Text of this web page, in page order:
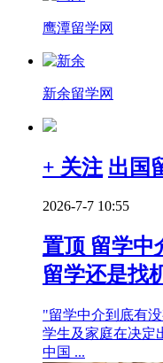
鹰潭留学网
新余留学网
+ 关注 出国
2026-7-7 10:55
置顶 留学中
留学还是找
"留学中介到底有
学生及家庭在决定
中国 ...